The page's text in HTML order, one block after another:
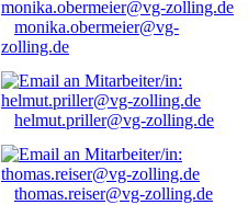
monika.obermeier@vg-
zolling.de
helmut.priller@vg-zolling.de
thomas.reiser@vg-zolling.de